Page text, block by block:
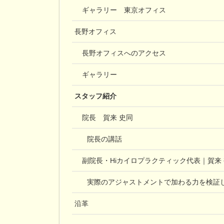
ギャラリー 東京オフィス
長野オフィス
長野オフィスへのアクセス
ギャラリー
スタッフ紹介
院長 賀来 史同
院長の講話
副院長・Hiカイロプラクティック代表｜賀来
実際のアジャストメントで加わる力を検証
沿革